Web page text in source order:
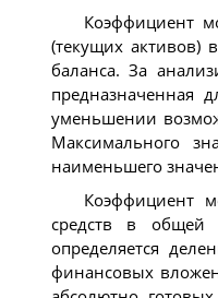
Коэффициент
(текущих активов)
баланса. За
предназначенная
уменьшении
Максимального
наименьшего
Коэффициент
средств в общей
определяется
финансовых